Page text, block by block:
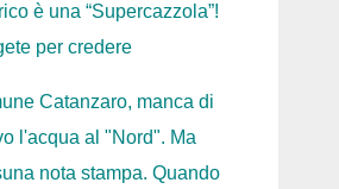
è una “Supercazzola”!
per credere
Catanzaro, manca di
l'acqua al "Nord". Ma
nota stampa. Quando